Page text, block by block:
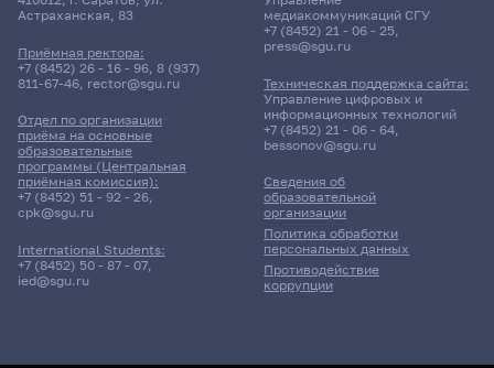
Астраханская, 83
Приёмная ректора:
+7 (8452) 26 - 16 - 96, 8 (937)
811-67-46, rector@sgu.ru
Отдел по организации
приёма на основные
образовательные
программы (Центральная
приёмная комиссия):
+7 (8452) 51 - 92 - 26,
cpk@sgu.ru
International Students:
+7 (8452) 50 - 87 - 07,
ied@sgu.ru
Сведения об
образовательной
организации
Политика обработки
персональных данных
Противодействие
коррупции
медиакоммуникаций СГУ
+7 (8452) 21 - 06 - 25,
press@sgu.ru
Техническая поддержка сайта:
Управление цифровых и
информационных технологий
+7 (8452) 21 - 06 - 64,
bessonov@sgu.ru